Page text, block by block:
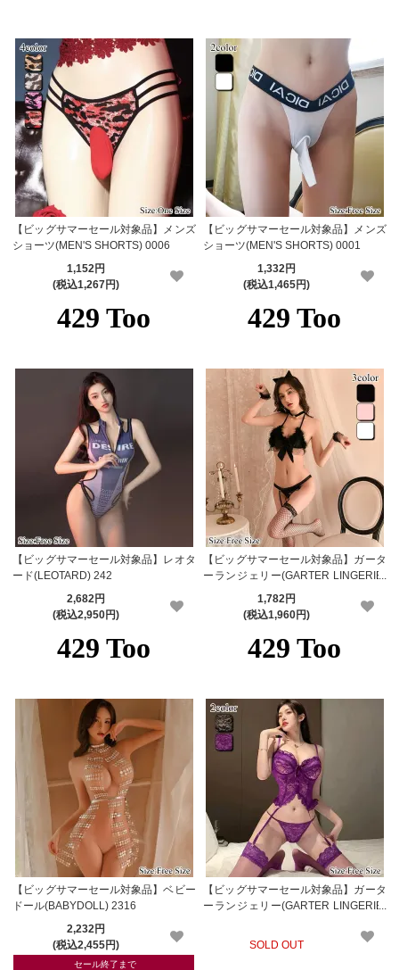
【ビッグサマーセール対象品】メンズ
ショーツ(MEN'S SHORTS) 0006
1,152円
(税込1,267円)
【ビッグサマーセール対象品】メンズ
ショーツ(MEN'S SHORTS) 0001
1,332円
(税込1,465円)
【ビッグサマーセール対象品】レオタ
ード(LEOTARD) 242
2,682円
(税込2,950円)
【ビッグサマーセール対象品】ガータ
ーランジェリー(GARTER LINGERIE)
1,782円
(税込1,960円)
【ビッグサマーセール対象品】ベビー
ドール(BABYDOLL) 2316
2,232円
(税込2,455円)
【ビッグサマーセール対象品】ガータ
ーランジェリー(GARTER LINGERIE)
SOLD OUT